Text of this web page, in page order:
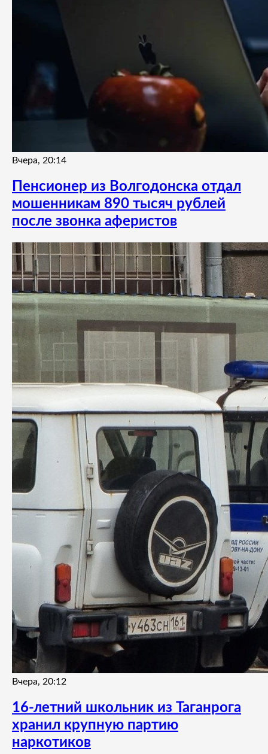
Вчера, 20:14
Пенсионер из Волгодонска отдал
мошенникам 890 тысяч рублей
после звонка аферистов
Вчера, 20:12
16-летний школьник из Таганрога
хранил крупную партию
наркотиков